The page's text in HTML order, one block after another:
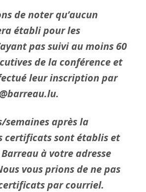
de noter qu’aucun
établi pour les
pas suivi au moins 60
de la conférence et
leur inscription par
semaines après la
certificats sont établis et
à votre adresse
vous prions de ne pas
par courriel.